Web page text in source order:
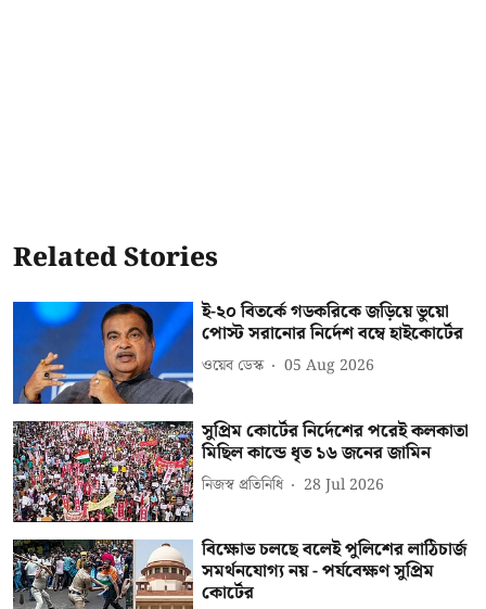
Related Stories
ই-২০ বিতর্কে গডকরিকে জড়িয়ে ভুয়ো
পোস্ট সরানোর নির্দেশ বম্বে হাইকোর্টের
ওয়েব ডেস্ক 05 Aug 2026
সুপ্রিম কোর্টের নির্দেশের পরেই কলকাতা
মিছিল কান্ডে ধৃত ১৬ জনের জামিন
নিজস্ব প্রতিনিধি 28 Jul 2026
বিক্ষোভ চলছে বলেই পুলিশের লাঠিচার্জ
সমর্থনযোগ্য নয় - পর্যবেক্ষণ সুপ্রিম
কোর্টের